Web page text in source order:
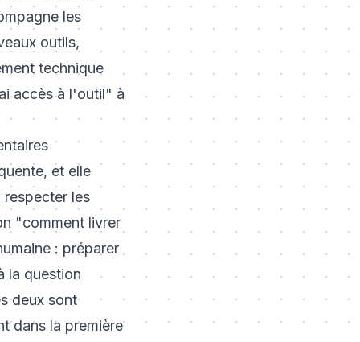
les
outils,
technique
accès à l'outil" à
et elle
les
"comment livrer
: préparer
la question
deux sont
dans la première